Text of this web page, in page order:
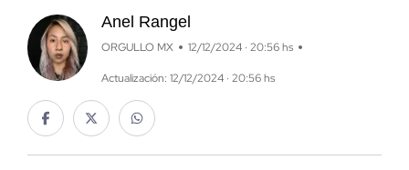
Anel Rangel
ORGULLO MX 12/12/2024 · 20:56 hs
Actualización: 12/12/2024 · 20:56 hs